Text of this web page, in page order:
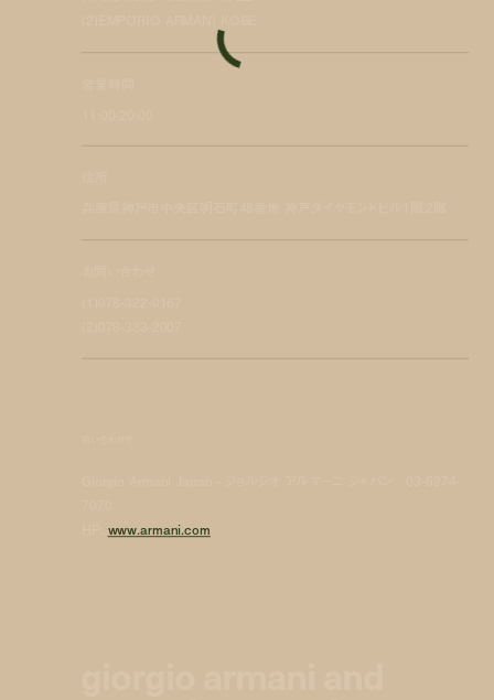
www.armani.com